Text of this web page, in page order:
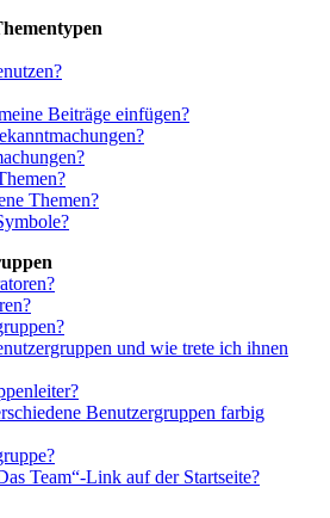
Beiträge einfügen?
Themen?
und wie trete ich ihnen
Benutzergruppen farbig
Team“-Link auf der Startseite?